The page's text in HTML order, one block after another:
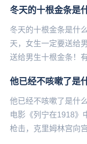
冬天的十根金条是
冬天的十根金条是什
天，女生一定要送给
送给男生十根金条！
他已经不咳嗽了是
他已经不咳嗽了是什
电影《列宁在1918》
枪击，克里姆林宫向